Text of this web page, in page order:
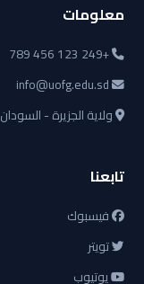
معلومات
+249 123 456 789
ولاية الجزيرة - السودان
تابعنا
فيسبوك
تويتر
يوتيوب